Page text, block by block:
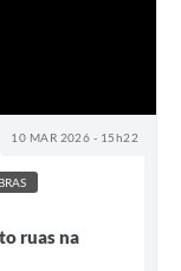
10 MAR 2026 - 15h22
ruas na